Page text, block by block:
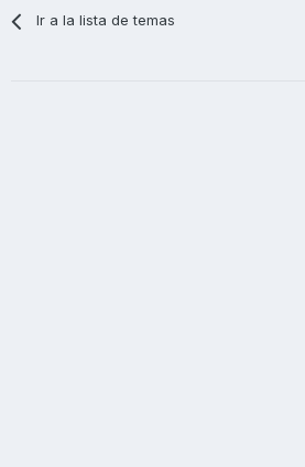
Ir a la lista de temas